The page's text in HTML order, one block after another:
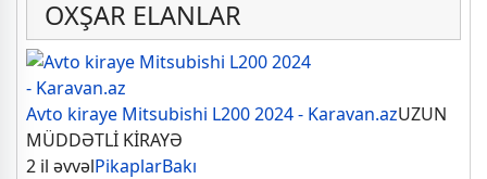
OXŞAR ELANLAR
Avto kiraye Mitsubishi L200 2024 - Karavan.azUZUN
MÜDDƏTLİ KİRAYƏ
2 il əvvəlPikaplarBakı